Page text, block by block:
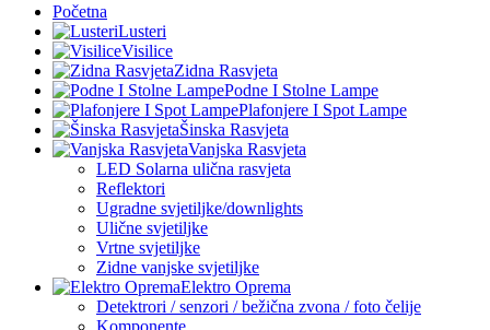
Početna
Lusteri
Visilice
Zidna Rasvjeta
Podne I Stolne Lampe
Plafonjere I Spot Lampe
Šinska Rasvjeta
Vanjska Rasvjeta
LED Solarna ulična rasvjeta
Reflektori
Ugradne svjetiljke/downlights
Ulične svjetiljke
Vrtne svjetiljke
Zidne vanjske svjetiljke
Elektro Oprema
Detektrori / senzori / bežična zvona / foto čelije
Komponente